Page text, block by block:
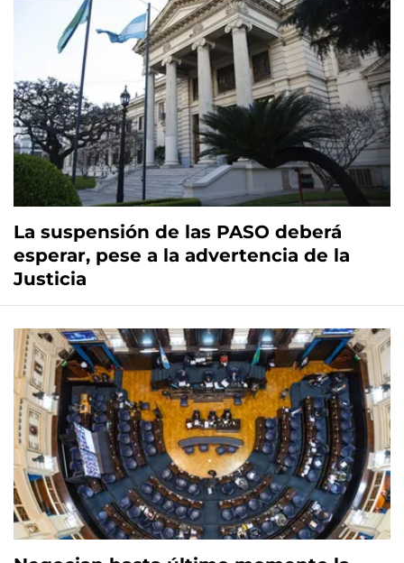
La suspensión de las PASO deberá
esperar, pese a la advertencia de la
Justicia